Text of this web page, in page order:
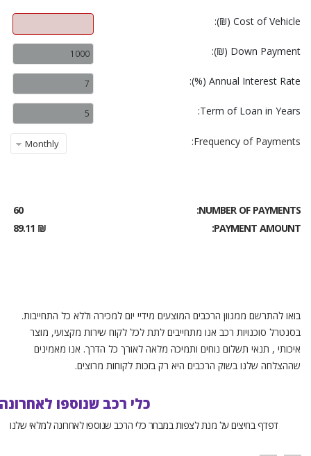
Cost of Vehicle (₪):
Down Payment (₪):
Annual Interest Rate (%):
Term of Loan in Years:
Frequency of Payments:
Monthly
NUMBER OF PAYMENTS:
60
PAYMENT AMOUNT:
₪ 89.11
בואו להתרשם ממגוון הרכבים המוצעים מידיי יום למכירה וללא כל התחייבות.
בסנטרל סוכנויות רכב אנו מתחייבים לתת לכל לקוח שירות מקצועי, מוצר
איכותי , תנאי תשלום נוחים ותמיכה מלאה לאורך כל הדרך. אנו מאמינים
שההצלחה שלנו בשוק הרכבים היא רק בזכות לקוחות מרוצים.
כלי רכב שנוספו לאחרונה
דפדף בחיצים על מנת לצפות במבחר כלי הרכב שנוספו לאחרונה למלאי שלנו